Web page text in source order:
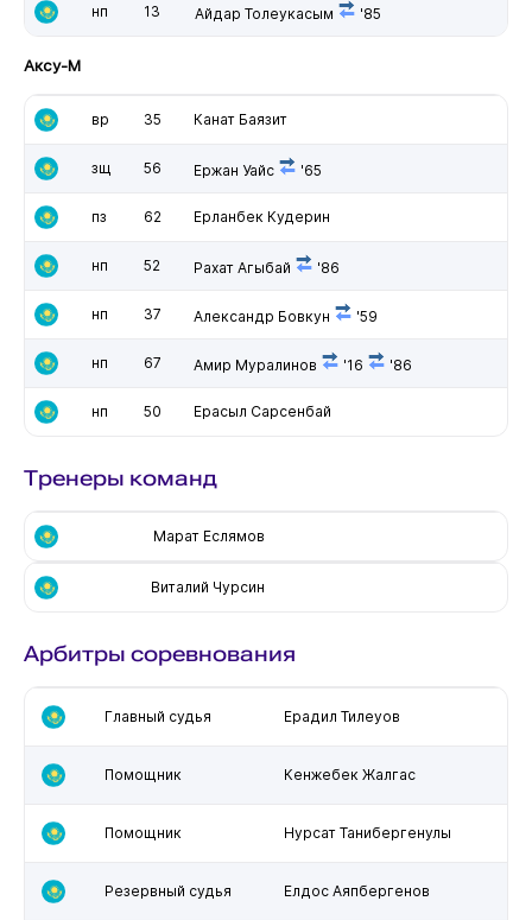
нп 13 Айдар Толеукасым '85
Аксу-М
вр 35 Канат Баязит
зщ 56 Ержан Уайс '65
пз 62 Ерланбек Кудерин
нп 52 Рахат Агыбай '86
нп 37 Александр Бовкун '59
нп 67 Амир Муралинов '16 '86
нп 50 Ерасыл Сарсенбай
Тренеры команд
Марат Еслямов
Виталий Чурсин
Арбитры соревнования
Главный судья Ерадил Тилеуов
Помощник Кенжебек Жалгас
Помощник Нурсат Танибергенулы
Резервный судья Елдос Аяпбергенов